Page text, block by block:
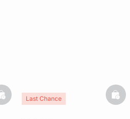
basketfullLast Chance